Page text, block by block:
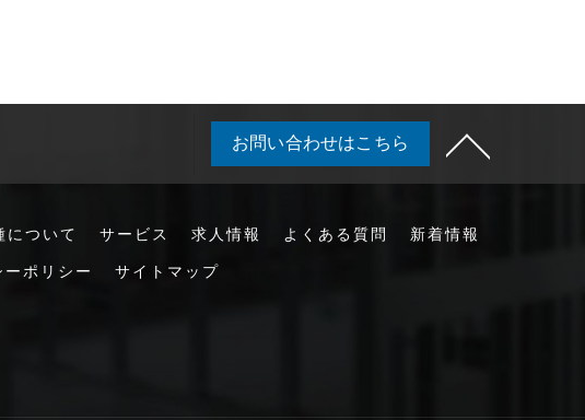
お問い合わせはこちら
ついて サービス 求人情報 よくある質問
新着情報
ポリシー サイトマップ